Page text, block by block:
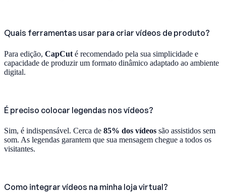
Quais ferramentas usar para criar vídeos de produto?
Para edição, CapCut é recomendado pela sua simplicidade e
capacidade de produzir um formato dinâmico adaptado ao ambiente
digital.
É preciso colocar legendas nos vídeos?
Sim, é indispensável. Cerca de 85% dos vídeos são assistidos sem
som. As legendas garantem que sua mensagem chegue a todos os
visitantes.
Como integrar vídeos na minha loja virtual?